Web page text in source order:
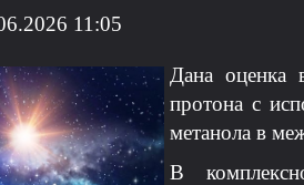
11:05
Данаоценка
протона с
метанола в
В комплексн